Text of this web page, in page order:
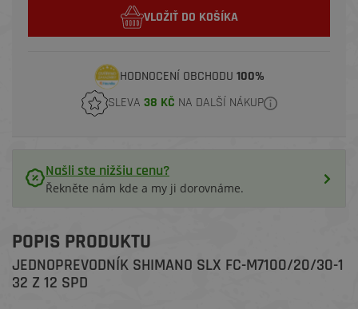
VLOŽIŤ DO KOŠÍKA
HODNOCENÍ OBCHODU 100%
SLEVA 38 KČ NA DALŠÍ NÁKUP
Našli ste nižšiu cenu?
Řekněte nám kde a my ji dorovnáme.
POPIS PRODUKTU
JEDNOPREVODNÍK SHIMANO SLX FC-M7100/20/30-1
32 Z 12 SPD